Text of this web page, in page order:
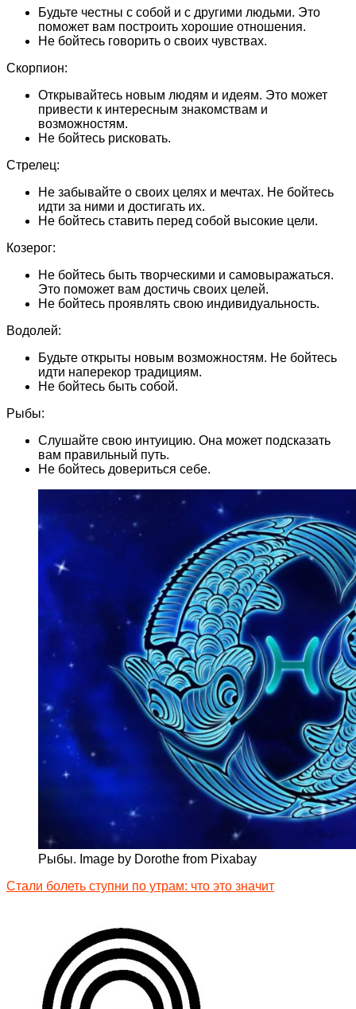
Будьте честны с собой и с другими людьми. Это
поможет вам построить хорошие отношения.
Не бойтесь говорить о своих чувствах.
Скорпион:
Открывайтесь новым людям и идеям. Это может
привести к интересным знакомствам и
возможностям.
Не бойтесь рисковать.
Стрелец:
Не забывайте о своих целях и мечтах. Не бойтесь
идти за ними и достигать их.
Не бойтесь ставить перед собой высокие цели.
Козерог:
Не бойтесь быть творческими и самовыражаться.
Это поможет вам достичь своих целей.
Не бойтесь проявлять свою индивидуальность.
Водолей:
Будьте открыты новым возможностям. Не бойтесь
идти наперекор традициям.
Не бойтесь быть собой.
Рыбы:
Слушайте свою интуицию. Она может подсказать
вам правильный путь.
Не бойтесь довериться себе.
Рыбы. Image by Dorothe from Pixabay
Стали болеть ступни по утрам: что это значит